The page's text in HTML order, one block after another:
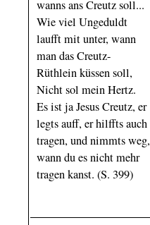
wanns ans Creutz soll...
Wie viel Ungeduldt
laufft mit unter, wann
man das Creutz-
Rüthlein küssen soll,
Nicht sol mein Hertz.
Es ist ja Jesus Creutz, er
legts auff, er hilffts auch
tragen, und nimmts weg,
wann du es nicht mehr
tragen kanst. (S. 399)